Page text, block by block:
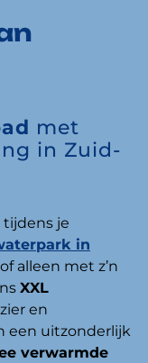
met
in Zuid-
je
in
alleen met z’n
XXL
en
een uitzonderlijk
verwarmde